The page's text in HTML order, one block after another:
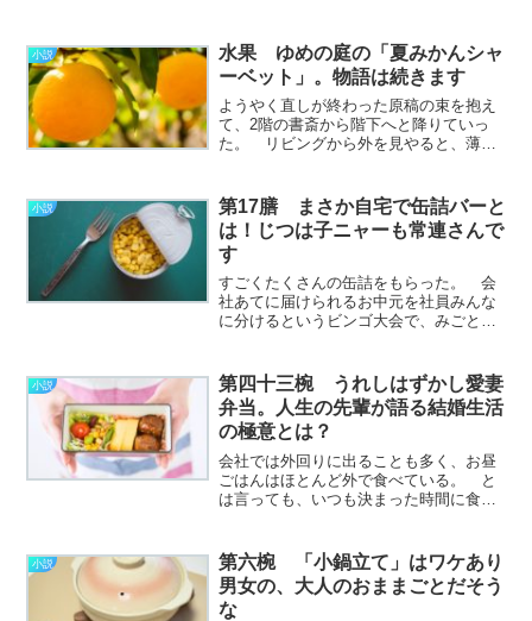
気味な悪寒が背中を這い登り、早めに帰
宅したものの伊緒さんの顔
を………………～続きを読む～
小説
水果 ゆめの庭の「夏みかんシャ
ーベット」。物語は続きます
ようやく直しが終わった原稿の束を抱え
て、2階の書斎から階下へと降りていっ
た。 リビングから外を見やると、薄暗
はたくさんの樹が植わっていて、ぼくた
ちは四季折々の花や実を楽………………
～続きを読む～
小説
第17膳 まさか自宅で缶詰バーと
は！じつは子ニャーも常連さんで
す
すごくたくさんの缶詰をもらった。 会
社あてに届けられるお中元を社員みんな
に分けるというビンゴ大会で、みごとに
ーターをもちかけたけれど、面白がって
誰も応じてくれなかった。
し………………～続きを読む～
小説
第四十三椀 うれしはずかし愛妻
弁当。人生の先輩が語る結婚生活
の極意とは？
会社では外回りに出ることも多く、お昼
ごはんはほとんど外で食べている。 と
は言っても、いつも決まった時間に食べ
い。 ランチは働く者にとって大きな楽
しみであり、お昼時ともな………………
～続きを読む～
小説
第六椀 「小鍋立て」はワケあり
男女の、大人のおままごとだそう
な